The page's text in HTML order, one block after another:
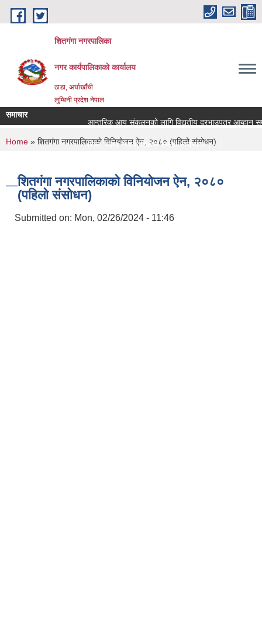
Skip to main content
शितगंगा नगरपालिका
नगर कार्यपालिकाकाे कार्यालय
ठाडा, अर्घाखाँची
लुम्बिनी प्रदेश नेपाल
समाचार
आन्तरिक आय संकलनको लागि विद्युतीय दरभाउपत्र आब्हान
रिक्त पदमा स्थायी शिक्षक सरुवा सम्बन्धमा ।।।
You are here
Home » शितगंगा नगरपालिकाकाे विनियोजन ऐन, २०८० (पहिलो संसोधन)
शितगंगा नगरपालिकाकाे विनियोजन ऐन, २०८०
(पहिलो संसोधन)
Submitted on: Mon, 02/26/2024 - 11:46